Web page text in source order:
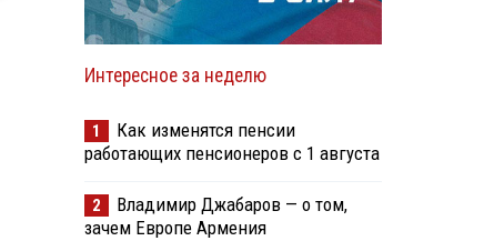
Интересное за неделю
1
Как изменятся пенсии
работающих пенсионеров с 1 августа
2
Владимир Джабаров — о том,
зачем Европе Армения